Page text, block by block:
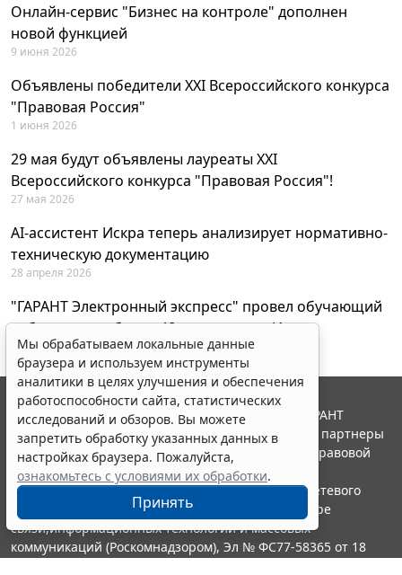
Онлайн-сервис "Бизнес на контроле" дополнен
новой функцией
9 июня 2026
Объявлены победители XXI Всероссийского конкурса
"Правовая Россия"
1 июня 2026
29 мая будут объявлены лауреаты XXI
Всероссийского конкурса "Правовая Россия"!
27 мая 2026
AI-ассистент Искра теперь анализирует нормативно-
техническую документацию
28 апреля 2026
"ГАРАНТ Электронный экспресс" провел обучающий
вебинар по работе с AI-ассистентом Искра
23 апреля 2026
Мы обрабатываем локальные данные
браузера и используем инструменты
аналитики в целях улучшения и обеспечения
работоспособности сайта, статистических
исследований и обзоров. Вы можете
запретить обработку указанных данных в
настройках браузера. Пожалуйста,
ознакомьтесь с условиями их обработки.
Принять
© ООО "НПП "ГАРАНТ-СЕРВИС", 2026. Система ГАРАНТ
выпускается с 1990 года. Компания "Гарант" и ее партнеры
являются участниками Российской ассоциации правовой
информации ГАРАНТ.
Портал ГАРАНТ.РУ зарегистрирован в качестве сетевого
издания Федеральной службой по надзору в сфере
связи,информационных технологий и массовых
коммуникаций (Роскомнадзором), Эл № ФС77-58365 от 18